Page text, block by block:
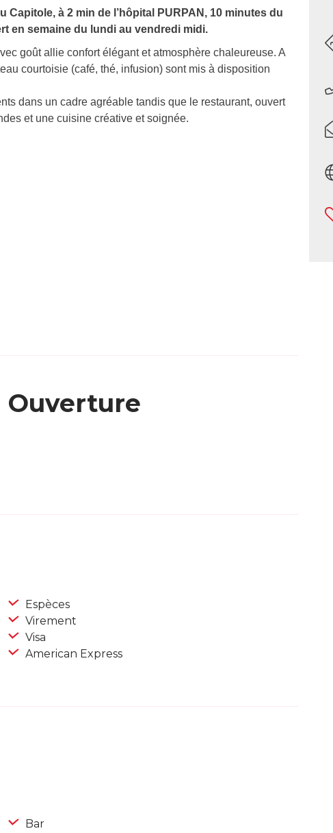
Capitole, à 2 min de l’hôpital PURPAN, 10 minutes du
en semaine du lundi au vendredi midi.
goût allie confort élégant et atmosphère chaleureuse. A
courtoisie (café, thé, infusion) sont mis à disposition
dans un cadre agréable tandis que le restaurant, ouvert
et une cuisine créative et soignée.
Ouverture
Espèces
Virement
Visa
American Express
Bar